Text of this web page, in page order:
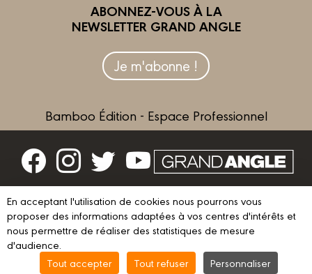
ABONNEZ-VOUS À LA
NEWSLETTER GRAND ANGLE
Je m'abonne !
Bamboo Édition - Espace Professionnel
Contactez-nous
Devenir partenaire
© 2023 GRAND ANGLE Mentions légales Conditions d’utilisation
En acceptant l'utilisation de cookies nous pourrons vous
proposer des informations adaptées à vos centres d'intérêts et
nous permettre de réaliser des statistiques de mesure
d'audience.
Tout accepter
Tout refuser Personnaliser